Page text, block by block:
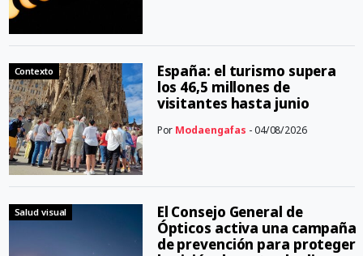
Contexto
España: el turismo supera
los 46,5 millones de
visitantes hasta junio
Por Modaengafas - 04/08/2026
Salud visual
El Consejo General de
Ópticos activa una campaña
de prevención para proteger